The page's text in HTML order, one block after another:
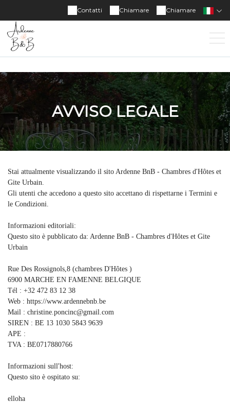
Chiamare
Chiamare
Contatti
AVVISO LEGALE
Stai attualmente visualizzando il sito Ardenne BnB - Chambres d'Hôtes et
Gite Urbain.
Gli utenti che accedono a questo sito accettano di rispettarne i Termini e
le Condizioni.
Informazioni editoriali:
Questo sito è pubblicato da: Ardenne BnB - Chambres d'Hôtes et Gite
Urbain
Rue Des Rossignols,8 (chambres D'Hôtes )
6900 MARCHE EN FAMENNE BELGIQUE
Tél : +32 472 83 12 38
Web : https://www.ardennebnb.be
Mail : christine.poncinc@gmail.com
SIREN : BE 13 1030 5843 9639
APE :
TVA : BE0717880766
Informazioni sull'host:
Questo sito è ospitato su:
elloha